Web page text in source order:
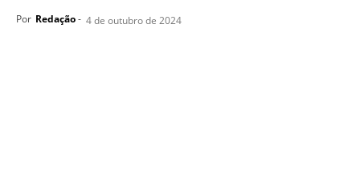
Por Redação- 4 de outubro de 2024